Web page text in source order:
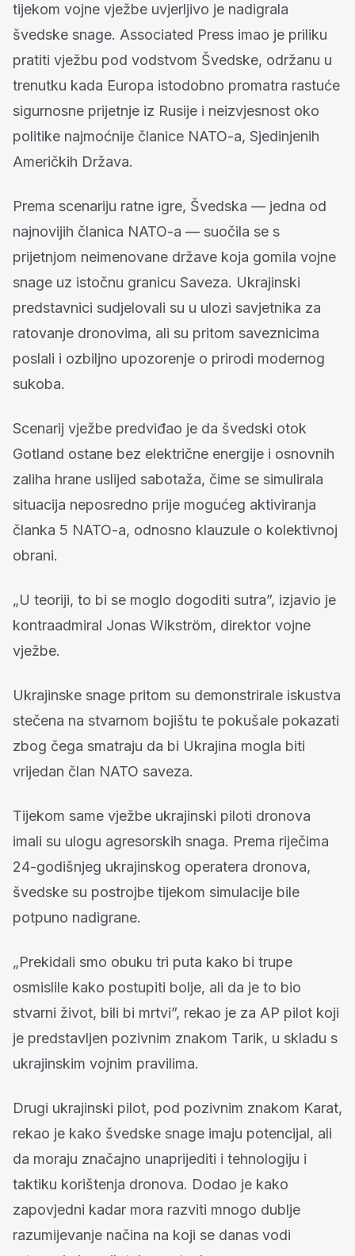
tijekom vojne vježbe uvjerljivo je nadigrala
švedske snage. Associated Press imao je priliku
pratiti vježbu pod vodstvom Švedske, održanu u
trenutku kada Europa istodobno promatra rastuće
sigurnosne prijetnje iz Rusije i neizvjesnost oko
politike najmoćnije članice NATO-a, Sjedinjenih
Američkih Država.
Prema scenariju ratne igre, Švedska — jedna od
najnovijih članica NATO-a — suočila se s
prijetnjom neimenovane države koja gomila vojne
snage uz istočnu granicu Saveza. Ukrajinski
predstavnici sudjelovali su u ulozi savjetnika za
ratovanje dronovima, ali su pritom saveznicima
poslali i ozbiljno upozorenje o prirodi modernog
sukoba.
Scenarij vježbe predviđao je da švedski otok
Gotland ostane bez električne energije i osnovnih
zaliha hrane uslijed sabotaža, čime se simulirala
situacija neposredno prije mogućeg aktiviranja
članka 5 NATO-a, odnosno klauzule o kolektivnoj
obrani.
„U teoriji, to bi se moglo dogoditi sutra”, izjavio je
kontraadmiral Jonas Wikström, direktor vojne
vježbe.
Ukrajinske snage pritom su demonstrirale iskustva
stečena na stvarnom bojištu te pokušale pokazati
zbog čega smatraju da bi Ukrajina mogla biti
vrijedan član NATO saveza.
Tijekom same vježbe ukrajinski piloti dronova
imali su ulogu agresorskih snaga. Prema riječima
24-godišnjeg ukrajinskog operatera dronova,
švedske su postrojbe tijekom simulacije bile
potpuno nadigrane.
„Prekidali smo obuku tri puta kako bi trupe
osmislile kako postupiti bolje, ali da je to bio
stvarni život, bili bi mrtvi”, rekao je za AP pilot koji
je predstavljen pozivnim znakom Tarik, u skladu s
ukrajinskim vojnim pravilima.
Drugi ukrajinski pilot, pod pozivnim znakom Karat,
rekao je kako švedske snage imaju potencijal, ali
da moraju značajno unaprijediti i tehnologiju i
taktiku korištenja dronova. Dodao je kako
zapovjedni kadar mora razviti mnogo dublje
razumijevanje načina na koji se danas vodi